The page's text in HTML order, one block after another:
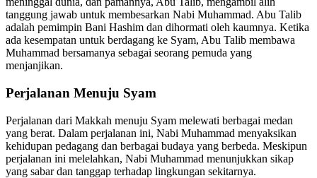
tanggung jawab untuk membesarkan Nabi Muhammad. Abu Talib
adalah pemimpin Bani Hashim dan dihormati oleh kaumnya. Ketika
ada kesempatan untuk berdagang ke Syam, Abu Talib membawa
Muhammad bersamanya sebagai seorang pemuda yang
menjanjikan.
Perjalanan Menuju Syam
Perjalanan dari Makkah menuju Syam melewati berbagai medan
yang berat. Dalam perjalanan ini, Nabi Muhammad menyaksikan
kehidupan pedagang dan berbagai budaya yang berbeda. Meskipun
perjalanan ini melelahkan, Nabi Muhammad menunjukkan sikap
yang sabar dan tanggap terhadap lingkungan sekitarnya.